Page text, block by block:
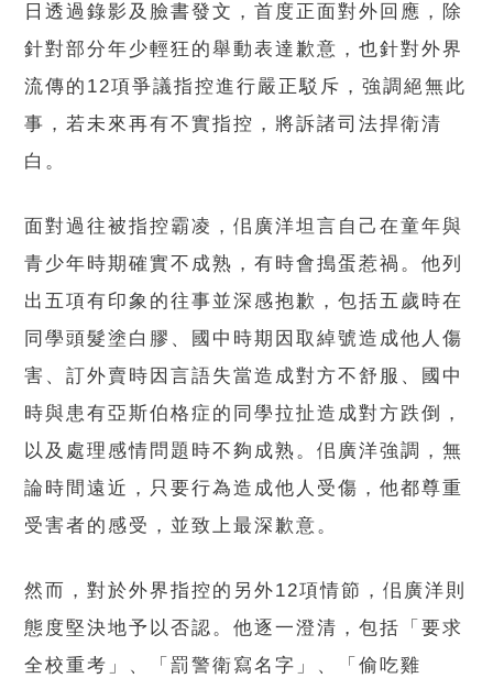
日透過錄影及臉書發文，首度正面對外回應，除
針對部分年少輕狂的舉動表達歉意，也針對外界
流傳的12項爭議指控進行嚴正駁斥，強調絕無此
事，若未來再有不實指控，將訴諸司法捍衛清
白。
面對過往被指控霸凌，佀廣洋坦言自己在童年與
青少年時期確實不成熟，有時會搗蛋惹禍。他列
出五項有印象的往事並深感抱歉，包括五歲時在
同學頭髮塗白膠、國中時期因取綽號造成他人傷
害、訂外賣時因言語失當造成對方不舒服、國中
時與患有亞斯伯格症的同學拉扯造成對方跌倒，
以及處理感情問題時不夠成熟。佀廣洋強調，無
論時間遠近，只要行為造成他人受傷，他都尊重
受害者的感受，並致上最深歉意。
然而，對於外界指控的另外12項情節，佀廣洋則
態度堅決地予以否認。他逐一澄清，包括「要求
全校重考」、「罰警衛寫名字」、「偷吃雞